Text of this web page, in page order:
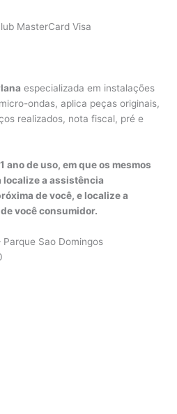
MasterCard Visa
especializada em instalações
ondas, aplica peças originais,
realizados, nota fiscal, pré e
ano de uso, em que os mesmos
a assistência
de você, e localize a
você consumidor.
Parque Sao Domingos